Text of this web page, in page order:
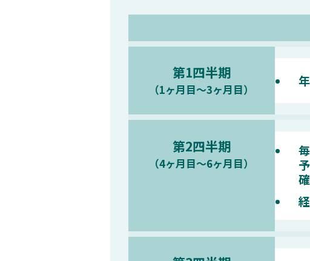
第1四半期
（1ヶ月目〜3ヶ月目）
第2四半期
（4ヶ月目〜6ヶ月目）